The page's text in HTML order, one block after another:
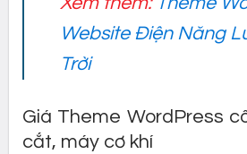
Website Điện Năng
Trời
Giá Theme WordPress
cắt, máy cơ khí